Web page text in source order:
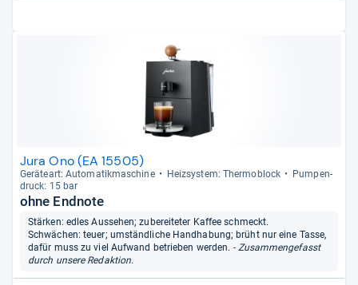
Jura Ono (EA 15505)
Gerä­te­art: Auto­ma­tik­ma­schine Heiz­sys­tem: Thermo­block
Pum­pen­
druck: 15 bar
ohne Endnote
Stärken: edles Aussehen; zubereiteter Kaffee schmeckt.
Schwächen: teuer; umständliche Handhabung; brüht nur eine Tasse,
dafür muss zu viel Aufwand betrieben werden. - Zusammengefasst
durch unsere Redaktion.